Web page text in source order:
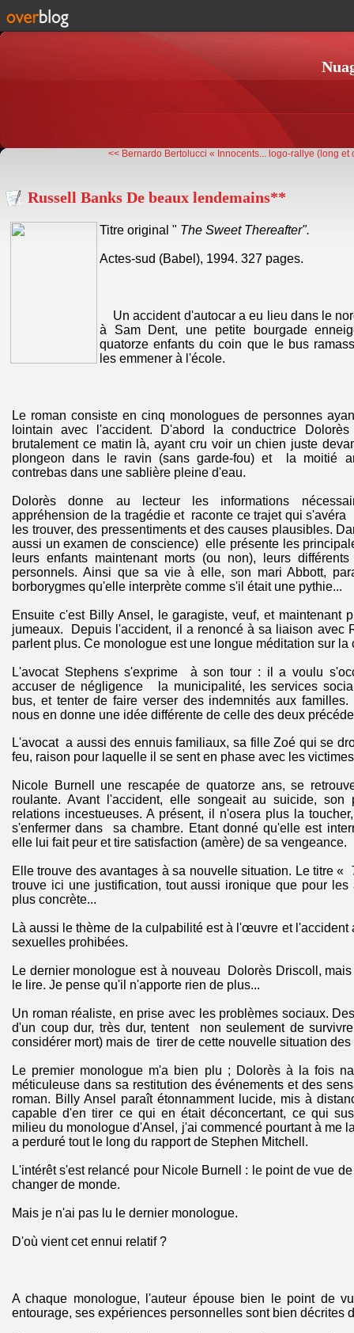
<< Bernardo Bertolucci « Innocents... logo-rallye (long et
Russell Banks De beaux lendemains**
Titre original " The Sweet Thereafter".
Actes-sud (Babel), 1994. 327 pages.
Un accident d'autocar a eu lieu dans le
à Sam Dent, une petite bourgade
quatorze enfants du coin que le bus
les emmener à l'école.
Le roman consiste en cinq monologues de personnes
lointain avec l'accident. D'abord la conductrice
brutalement ce matin là, ayant cru voir un chien juste
plongeon dans le ravin (sans garde-fou) et la moitié
contrebas dans une sablière pleine d'eau.
Dolorès donne au lecteur les informations
appréhension de la tragédie et raconte ce trajet qui s'avéra
les trouver, des pressentiments et des causes plausibles.
aussi un examen de conscience) elle présente les
leurs enfants maintenant morts (ou non), leurs
personnels. Ainsi que sa vie à elle, son mari Abbott,
borborygmes qu'elle interprète comme s'il était une pythie...
Ensuite c'est Billy Ansel, le garagiste, veuf, et maintenant
jumeaux. Depuis l'accident, il a renoncé à sa liaison avec
parlent plus. Ce monologue est une longue méditation sur
L'avocat Stephens s'exprime à son tour : il a voulu
accuser de négligencela municipalité, les services
bus, et tenter de faire verser des indemnités aux
nous en donne une idée différente de celle des deux
L'avocat a aussi des ennuis familiaux, sa fille Zoé qui se
feu, raison pour laquelle il se sent en phase avec les
Nicole Burnell une rescapée de quatorze ans, se
roulante. Avant l'accident, elle songeait au suicide,
relations incestueuses. A présent, il n'osera plus la
s'enfermer dans sa chambre. Etant donné qu'elle est
elle lui fait peur et tire satisfaction (amère) de sa vengeance.
Elle trouve des avantages à sa nouvelle situation. Le titre «
trouve ici une justification, tout aussi ironique que pour les
plus concrète...
Là aussi le thème de la culpabilité est à l'œuvre et l'accident
sexuelles prohibées.
Le dernier monologue est à nouveau Dolorès Driscoll,
le lire. Je pense qu'il n'apporte rien de plus...
Un roman réaliste, en prise avec les problèmes sociaux.
d'un coup dur, très dur, tentent non seulement de
considérer mort) mais de tirer de cette nouvelle situation des
Le premier monologue m'a bien plu ; Dolorès à la fois
méticuleuse dans sa restitution des événements et des
roman. Billy Ansel paraît étonnamment lucide, mis à
capable d'en tirer ce qui en était déconcertant, ce qui
milieu du monologue d'Ansel, j'ai commencé pourtant à me
a perduré tout le long du rapport de Stephen Mitchell.
L'intérêt s'est relancé pour Nicole Burnell : le point de vue
changer de monde.
Mais je n'ai pas lu le dernier monologue.
D'où vient cet ennui relatif ?
A chaque monologue, l'auteur épouse bien le point de
entourage, ses expériences personnelles sont bien décrites